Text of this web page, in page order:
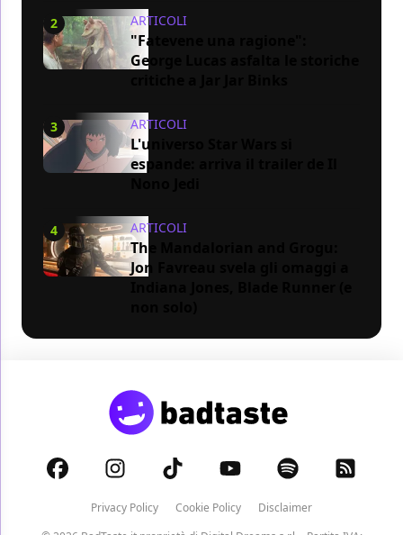
2 ARTICOLI
"Fatevene una ragione":
George Lucas asfalta le storiche
3 ARTICOLI
L'universo Star Wars si
espande: arriva il trailer de Il
4 ARTICOLI
The Mandalorian and Grogu:
Jon Favreau svela gli omaggi a
Privacy Policy Cookie Policy
Disclaimer